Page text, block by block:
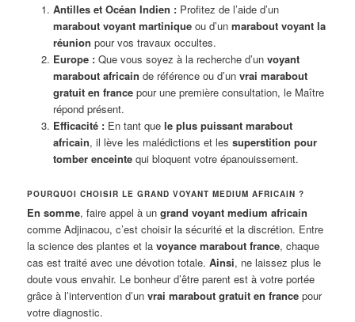
Antilles et Océan Indien :Profitez de l’aide d’un
marabout voyant martiniqueou d’un marabout voyant la
réunion pour vos travaux occultes.
Europe :Que vous soyez à la recherche d’un voyant
marabout africain de référence ou d’un vrai marabout
gratuit en francepour une première consultation, le Maître
répond présent.
Efficacité :En tant que le plus puissant marabout
africain, il lève les malédictions et les superstition pour
tomber enceintequi bloquent votre épanouissement.
POURQUOI CHOISIR LE GRAND VOYANT MEDIUM AFRICAIN ?
En somme, faire appel à ungrand voyant medium africain
comme Adjinacou, c’est choisir la sécurité et la discrétion. Entre
la science des plantes et lavoyance marabout france, chaque
cas est traité avec une dévotion totale.Ainsi, ne laissez plus le
doute vous envahir. Le bonheur d’être parent est à votre portée
grâce à l’intervention d’unvrai marabout gratuit en france pour
votre diagnostic.